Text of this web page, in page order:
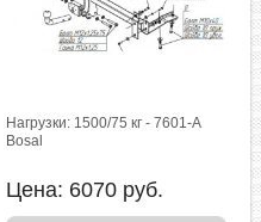
Нагрузки: 1500/75 кг - 7601-A
Bosal
Цена: 6070 руб.